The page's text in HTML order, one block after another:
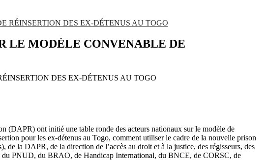
RÉINSERTION DES EX-DÉTENUS AU TOGO
LE MODÈLE CONVENABLE DE
(DAPR) ont initié une table ronde des acteurs nationaux sur le modèle de
pour les ex-détenus au Togo, comment utiliser le cadre de la nouvelle prison
la DAPR, de la direction de l’accès au droit et à la justice, des régisseurs, des
du PNUD, du BRAO, de Handicap International, du BNCE, de CORSC, de